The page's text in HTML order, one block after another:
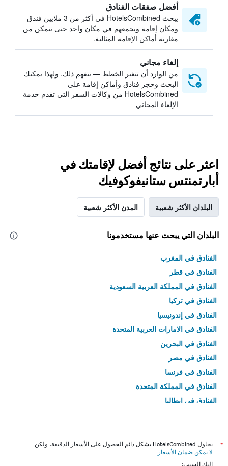
أفضل صفقات الفنادق
يبحث HotelsCombined في أكثر من 3 ملايين فندق
ومكان إقامة ويجمعهم في مكان واحد حتى تتمكن من
مقارنة أماكن الإقامة المثالية.
إلغاء مجاني
من الوارد أن تتغير الخطط — نتفهم ذلك. ولهذا يمكنك
البحث وحجز فنادق وأماكن إقامة على
HotelsCombined من وكالات السفر التي تقدم خدمة
الإلغاء المجاني
اعثر على نتائج أفضل لإقامتك في
أبارتمنتس ستانيفوكوفيك
البلدان الأكثر شعبية المدن الأكثر شعبية
البلدان التي يبحث عنها مستخدمونا
الفنادق في المغرب
الفنادق في قطر
الفنادق في المملكة العربية السعودية
الفنادق في تركيا
الفنادق في إندونيسيا
الفنادق في الامارات العربية المتحدة
الفنادق في البحرين
الفنادق في مصر
الفنادق في فرنسا
الفنادق في المملكة المتحدة
الفنادق في إيطاليا
*
يحاول HotelsCombined بشكل دائم الحصول على الأسعار الدقيقة، ولكن
لا يمكن ضمان الأسعار .
إليك السبب: